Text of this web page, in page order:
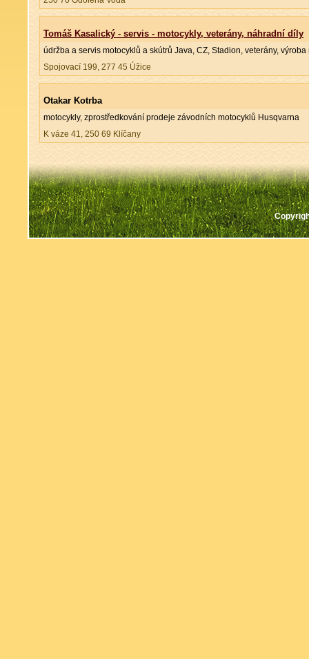
Tomáš Kasalický - servis - motocykly, veterány, náhradní díly
údržba a servis motocyklů a skútrů Java, CZ, Stadion, veterány,
Spojovací 199, 277 45 Úžice
Otakar Kotrba
motocykly, zprostředkování prodeje závodních motocyklů Husqvarna
K váze 41, 250 69 Klíčany